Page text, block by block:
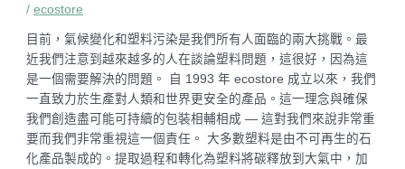
/ecostore
目前，氣候變化和塑料污染是我們所有人面臨的兩大挑戰。最
近我們注意到越來越多的人在談論塑料問題，這很好，因為這
是一個需要解決的問題。 自 1993 年 ecostore 成立以來，我們
一直致力於生產對人類和世界更安全的產品。這一理念與確保
我們創造盡可能可持續的包裝相輔相成 — 這對我們來說非常重
要而我們非常重視這一個責任。 大多數塑料是由不可再生的石
化產品製成的。提取過程和轉化為塑料將碳釋放到大氣中，加